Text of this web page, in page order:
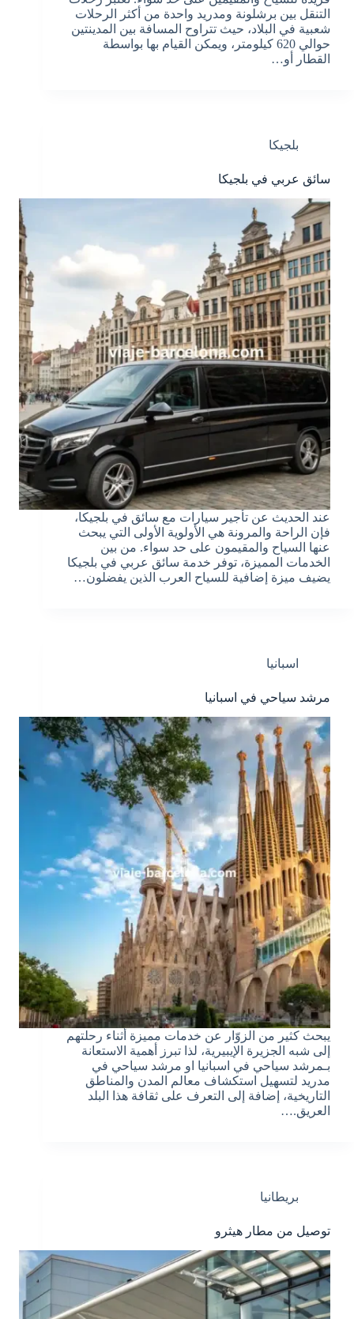
التنقل بين برشلونة ومدريد واحدة من أكثر الرحلات
شعبية في البلاد، حيث تتراوح المسافة بين المدينتين
حوالي 620 كيلومتر، ويمكن القيام بها بواسطة
القطار أو…
بلجيكا
سائق عربي في بلجيكا
عند الحديث عن تأجير سيارات مع سائق في بلجيكا،
فإن الراحة والمرونة هي الأولوية الأولى التي يبحث
عنها السياح والمقيمون على حد سواء. من بين
الخدمات المميزة، توفر خدمة سائق عربي في بلجيكا
يضيف ميزة إضافية للسياح العرب الذين يفضلون…
اسبانيا
مرشد سياحي في اسبانيا
يبحث كثير من الزوّار عن خدمات مميزة أثناء رحلتهم
إلى شبه الجزيرة الإيبيرية، لذا تبرز أهمية الاستعانة
بـمرشد سياحي في اسبانيا او مرشد سياحي في
مدريد لتسهيل استكشاف معالم المدن والمناطق
التاريخية، إضافة إلى التعرف على ثقافة هذا البلد
العريق.…
بريطانيا
توصيل من مطار هيثرو